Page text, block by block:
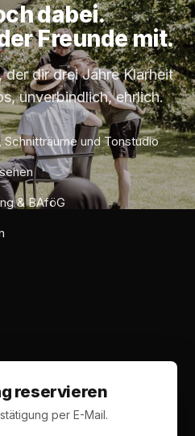
dabei.
Freunde mit.
der dir drei Jahre Klarheit
unverbindlich, ehrlich.
Schnitträume und Tonstudio
& BAföG
reservieren
per E-Mail.